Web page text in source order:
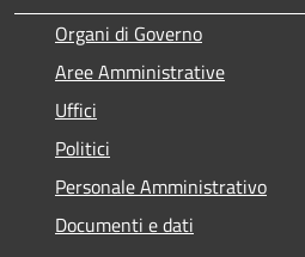
Organi di Governo
Aree Amministrative
Uffici
Politici
Personale Amministrativo
Documenti e dati